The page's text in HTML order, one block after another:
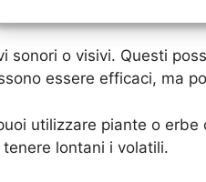
sonori o visivi. Questi
essere efficaci, ma
utilizzare piante o
lontani i volatili.